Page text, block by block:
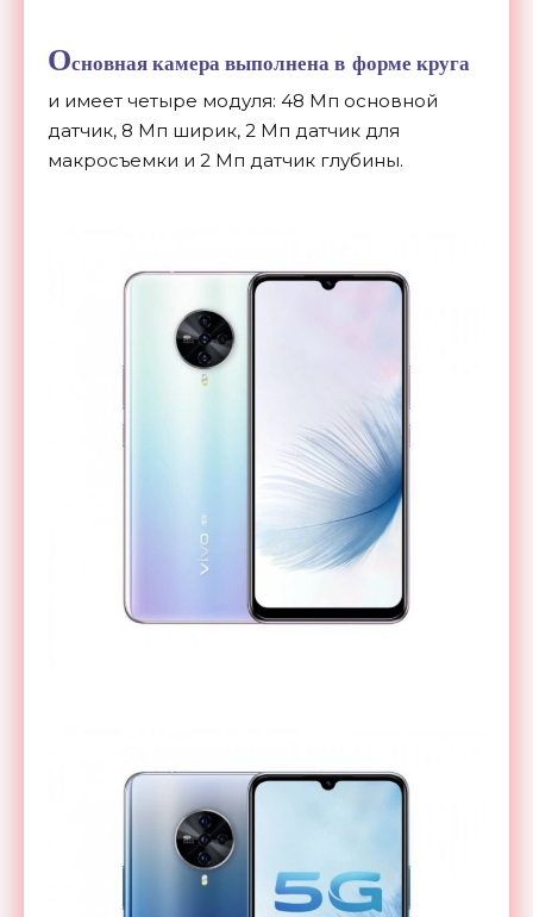
Основная камера выполнена в форме круга
и имеет четыре модуля: 48 Мп основной
датчик, 8 Мп ширик, 2 Мп датчик для
макросъемки и 2 Мп датчик глубины.